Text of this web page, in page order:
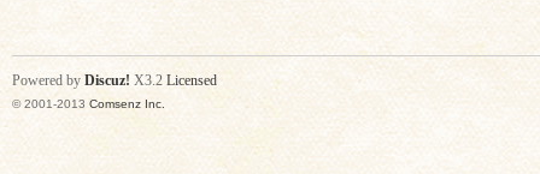
Powered by Discuz! X3.2 Licensed
© 2001-2013 Comsenz Inc.